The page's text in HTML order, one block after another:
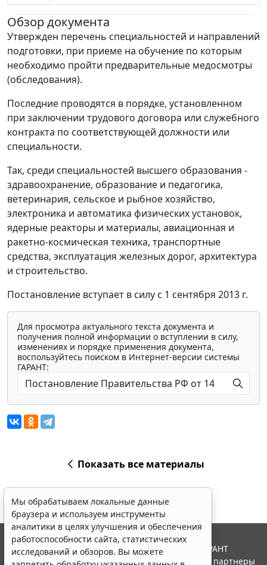
Обзор документа
Утвержден перечень специальностей и направлений
подготовки, при приеме на обучение по которым
необходимо пройти предварительные медосмотры
(обследования).
Последние проводятся в порядке, установленном
при заключении трудового договора или служебного
контракта по соответствующей должности или
специальности.
Так, среди специальностей высшего образования -
здравоохранение, образование и педагогика,
ветеринария, сельское и рыбное хозяйство,
электроника и автоматика физических установок,
ядерные реакторы и материалы, авиационная и
ракетно-космическая техника, транспортные
средства, эксплуатация железных дорог, архитектура
и строительство.
Постановление вступает в силу с 1 сентября 2013 г.
Для просмотра актуального текста документа и
получения полной информации о вступлении в силу,
изменениях и порядке применения документа,
воспользуйтесь поиском в Интернет-версии системы
ГАРАНТ:
Показать все материалы
Мы обрабатываем локальные данные
браузера и используем инструменты
аналитики в целях улучшения и обеспечения
работоспособности сайта, статистических
исследований и обзоров. Вы можете
© ООО "НПП "ГАРАНТ-СЕРВИС", 2026. Система ГАРАНТ
выпускается с 1990 года. Компания "Гарант" и ее партнеры